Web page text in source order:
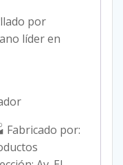
por
líder en
Fabricado por: